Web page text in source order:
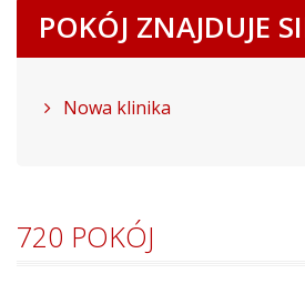
POKÓJ ZNAJDUJE
Nowa klinika
720 POKÓJ